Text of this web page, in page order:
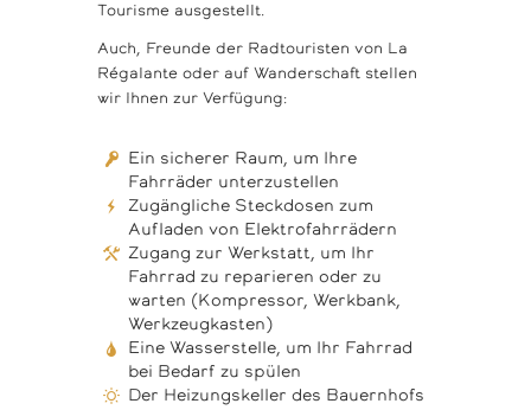
Tourisme ausgestellt.
Auch, Freunde der Radtouristen von La
Régalante oder auf Wanderschaft stellen
wir Ihnen zur Verfügung:
Ein sicherer Raum, um Ihre
Fahrräder unterzustellen
Zugängliche Steckdosen zum
Aufladen von Elektrofahrrädern
Zugang zur Werkstatt, um Ihr
Fahrrad zu reparieren oder zu
warten (Kompressor, Werkbank,
Werkzeugkasten)
Eine Wasserstelle, um Ihr Fahrrad
bei Bedarf zu spülen
Der Heizungskeller des Bauernhofs